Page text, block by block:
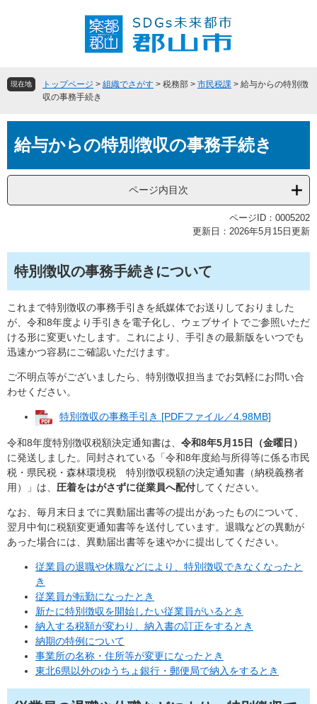
頭
飛
へ
現在地 トップページ > 組織でさがす > 税務部 > 市民税課 > 給与からの特別徴
収の事務手続き
文給与からの特別徴収の事務手続き
ページ内目次
ページID：0005202
更新日：2026年5月15日更新
特別徴収の事務手続きについて
これまで特別徴収の事務手引きを紙媒体でお送りしておりました
が、令和8年度より手引きを電子化し、ウェブサイトでご参照いただ
ける形に変更いたします。これにより、手引きの最新版をいつでも
迅速かつ容易にご確認いただけます。
ご不明点等がございましたら、特別徴収担当までお気軽にお問い合
わせください。
特別徴収の事務手引き [PDFファイル／4.98MB]
令和8年度特別徴収税額決定通知書は、 令和8年5月15日（金曜日）
に発送しました。同封されている「令和8年度給与所得等に係る市民
税・県民税・森林環境税 特別徴収税額の決定通知書（納税義務者
用）」は、 圧着をはがさずに従業員へ配付してください。
なお、毎月末日までに異動届出書等の提出があったものについて、
翌月中旬に税額変更通知書等を送付しています。退職などの異動が
あった場合には、異動届出書等を速やかに提出してください。
従業員の退職や休職などにより、特別徴収できなくなったと
き
従業員が転勤になったとき
新たに特別徴収を開始したい従業員がいるとき
納入する税額が変わり、納入書の訂正をするとき
納期の特例について
事業所の名称・住所等が変更になったとき
東北6県以外のゆうちょ銀行・郵便局で納入をするとき